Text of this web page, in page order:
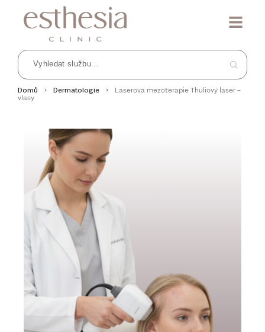
Domů Dermatologie Laserová mezoterapie Thuliový laser –
vlasy